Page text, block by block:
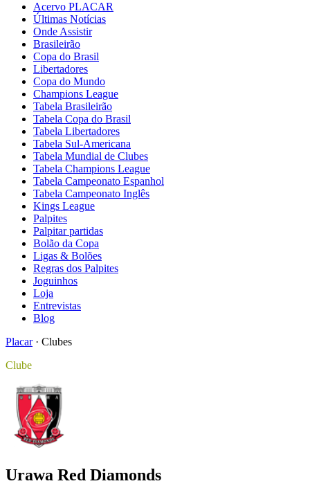
Acervo PLACAR
Últimas Notícias
Onde Assistir
Brasileirão
Copa do Brasil
Libertadores
Copa do Mundo
Champions League
Tabela Brasileirão
Tabela Copa do Brasil
Tabela Libertadores
Tabela Sul-Americana
Tabela Mundial de Clubes
Tabela Champions League
Tabela Campeonato Espanhol
Tabela Campeonato Inglês
Kings League
Palpites
Palpitar partidas
Bolão da Copa
Ligas & Bolões
Regras dos Palpites
Joguinhos
Loja
Entrevistas
Blog
Placar · Clubes
Clube
Urawa Red Diamonds